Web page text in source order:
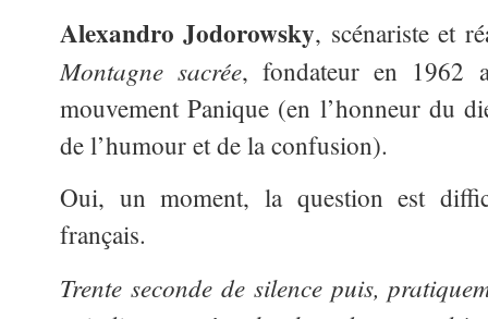
Alexandro Jodorowsky, scénariste et
Montagne sacrée, fondateur en 1962
mouvement Panique (en l’honneur du
de l’humour et de la confusion).
Oui, un moment, la question est
français.
Trente seconde de silence puis,